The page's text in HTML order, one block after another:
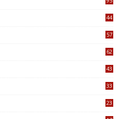
44
57
62
43
33
23